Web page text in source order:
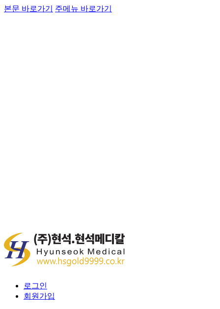
본문 바로가기 주메뉴 바로가기
로그인
회원가입